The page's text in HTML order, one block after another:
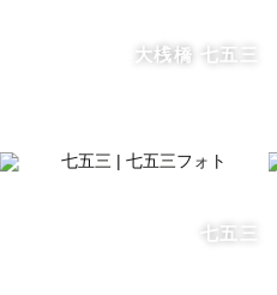
大桟橋 七五三
七五三